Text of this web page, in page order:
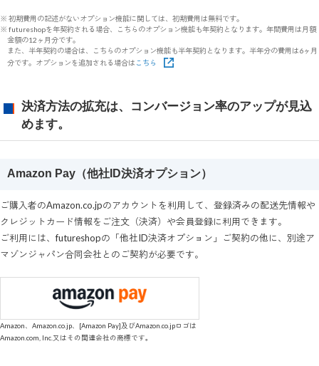
※ 初期費用の記述がないオプション機能に関しては、初期費用は無料です。
※ futureshopを年契約される場合、こちらのオプション機能も年契約となります。年間費用は月額
金額の12ヶ月分です。
また、半年契約の場合は、こちらのオプション機能も半年契約となります。半年分の費用は6ヶ月
分です。オプションを追加される場合は こちら
決済方法の拡充は、コンバージョン率のアップが見込
めます。
Amazon Pay（他社ID決済オプション）
ご購入者のAmazon.co.jpのアカウントを利用して、登録済みの配送先情報や
クレジットカード情報をご注文（決済）や会員登録に利用できます。
ご利用には、futureshopの「他社ID決済オプション」ご契約の他に、別途ア
マゾンジャパン合同会社とのご契約が必要です。
Amazon、Amazon.co.jp、[Amazon Pay]及びAmazon.co.jpロゴは
Amazon.com, Inc.又はその関連会社の商標です。